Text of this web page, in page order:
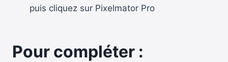
puis cliquez sur Pixelmator Pro
Pour compléter :